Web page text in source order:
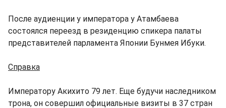
После аудиенции у императора у Атамбаева
состоялся переезд в резиденцию спикера палаты
представителей парламента Японии Бунмея Ибуки.
Справка
Императору Акихито 79 лет. Еще будучи наследником
трона, он совершил официальные визиты в 37 стран